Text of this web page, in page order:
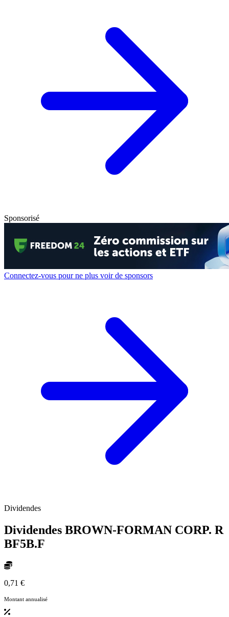
Sponsorisé
Connectez-vous pour ne plus voir de sponsors
Dividendes
Dividendes BROWN-FORMAN CORP. R
BF5B.F
0,71 €
Montant annualisé